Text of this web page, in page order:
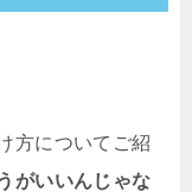
方についてご紹
がいいんじゃな